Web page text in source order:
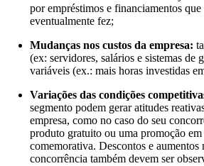
por empréstimos e financiamentos que
eventualmente fez;
Mudanças nos custos da empresa:
(ex: servidores, salários e sistemas de
variáveis (ex.: mais horas investidas
Variações das condições
segmento podem gerar atitudes
empresa, como no caso do seu
produto gratuito ou uma promoção em
comemorativa. Descontos e aumentos
concorrência também devem ser